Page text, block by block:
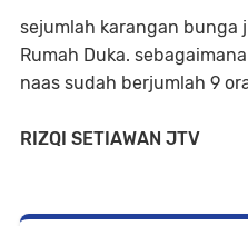
sejumlah karangan bunga
Rumah Duka.
naas sudah berjumlah 9
RIZQI SETIAWAN JTV